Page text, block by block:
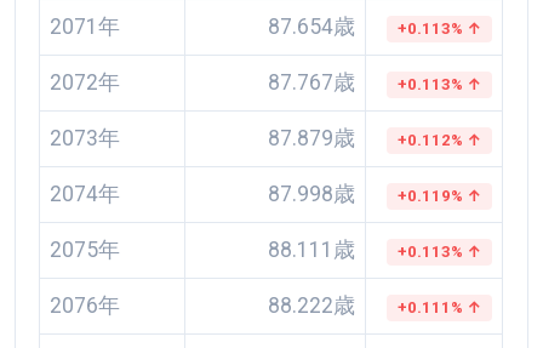
2071年 87.654歳 +0.113% ↑
2072年 87.767歳 +0.113% ↑
2073年 87.879歳 +0.112% ↑
2074年 87.998歳 +0.119% ↑
2075年 88.111歳 +0.113% ↑
2076年 88.222歳 +0.111% ↑